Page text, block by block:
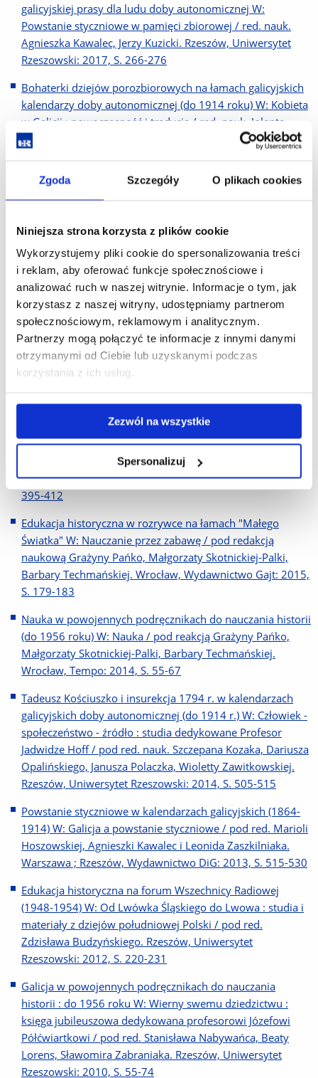
Zgoda Szczegóły O plikach cookies
Niniejsza strona korzysta z plików cookie
Wykorzystujemy pliki cookie do spersonalizowania treści
i reklam, aby oferować funkcje społecznościowe i
analizować ruch w naszej witrynie. Informacje o tym, jak
korzystasz z naszej witryny, udostępniamy partnerom
społecznościowym, reklamowym i analitycznym.
Partnerzy mogą połączyć te informacje z innymi danymi
otrzymanymi od Ciebie lub uzyskanymi podczas
korzystania z ich usług.
Zezwól na wszystkie
Spersonalizuj
galicyjskiej prasy dla ludu doby autonomicznej W:
Powstanie styczniowe w pamięci zbiorowej / red. nauk.
Agnieszka Kawalec, Jerzy Kuzicki. Rzeszów, Uniwersytet
Rzeszowski: 2017, S. 266-276
Bohaterki dziejów porozbiorowych na łamach galicyjskich
kalendarzy doby autonomicznej (do 1914 roku) W: Kobieta
w Galicji : nowoczesność i tradycja / red. nauk. Jolanta
Kamińska-Kwak, Szczepan Kozak, Dariusz Opaliński.
Chłopi wobec krakowskich uroczystości mickiewiczowskich
1890 roku w świetle prasy galicyjskiej W: Historia : ciągłość
Maternickiemu / redakcja naukowa Mariola Hoszowska,
Joanna Pisulińska, Paweł Sierżęga. Rzeszów, Uniwersytet
Rzeszowski: 2016, S. 385-392
Rola pracy w podręcznikach i materiałach metodycznych
edukacji społecznej i obywatelskiej w latach 1944-1989 W:
Człowiek i praca / pod red. Grażyny Pańko i Katarzyny
Ruhland. Wrocław, Wydawnictwo Chromcon: 2016, S. 13-
roku) W: Między polityką, historią a pamięcią historyczną :
studia z dziejów Polski okresu porozbiorowego / pod
redakcją Waldemara Łazugi, Sebastiana Paczosa. Poznań,
Uniwersytet im. Adama Mickiewicza w Poznaniu: 2015, S.
395-412
Edukacja historyczna w rozrywce na łamach "Małego
Światka" W: Nauczanie przez zabawę / pod redakcją
naukową Grażyny Pańko, Małgorzaty Skotnickiej-Palki,
Barbary Techmańskiej. Wrocław, Wydawnictwo Gajt: 2015,
S. 179-183
Nauka w powojennych podręcznikach do nauczania historii
(do 1956 roku) W: Nauka / pod reakcją Grażyny Pańko,
Małgorzaty Skotnickiej-Palki, Barbary Techmańskiej.
Wrocław, Tempo: 2014, S. 55-67
Tadeusz Kościuszko i insurekcja 1794 r. w kalendarzach
galicyjskich doby autonomicznej (do 1914 r.) W: Człowiek -
społeczeństwo - źródło : studia dedykowane Profesor
Jadwidze Hoff / pod red. nauk. Szczepana Kozaka, Dariusza
Opalińskiego, Janusza Polaczka, Wioletty Zawitkowskiej.
Rzeszów, Uniwersytet Rzeszowski: 2014, S. 505-515
Powstanie styczniowe w kalendarzach galicyjskich (1864-
1914) W: Galicja a powstanie styczniowe / pod red. Marioli
Hoszowskiej, Agnieszki Kawalec i Leonida Zaszkilniaka.
Warszawa ; Rzeszów, Wydawnictwo DiG: 2013, S. 515-530
Edukacja historyczna na forum Wszechnicy Radiowej
(1948-1954) W: Od Lwówka Śląskiego do Lwowa : studia i
materiały z dziejów południowej Polski / pod red.
Zdzisława Budzyńskiego. Rzeszów, Uniwersytet
Rzeszowski: 2012, S. 220-231
Galicja w powojennych podręcznikach do nauczania
historii : do 1956 roku W: Wierny swemu dziedzictwu :
księga jubileuszowa dedykowana profesorowi Józefowi
Półćwiartkowi / pod red. Stanisława Nabywańca, Beaty
Lorens, Sławomira Zabraniaka. Rzeszów, Uniwersytet
Rzeszowski: 2010, S. 55-74